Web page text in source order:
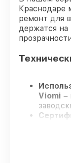
Краснодаре
ремонт для
держатся на
Viomi –